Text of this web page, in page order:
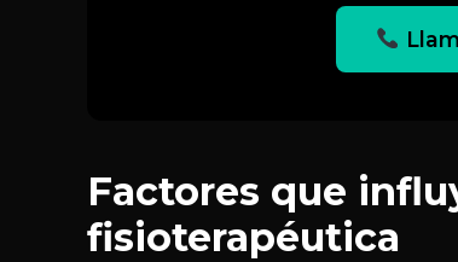
Factores que
fisioterapéutica